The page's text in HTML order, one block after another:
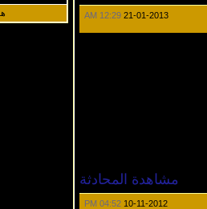
21-01-2013
12:29 AM
مشاهدة المحادثة
10-11-2012
04:52 PM